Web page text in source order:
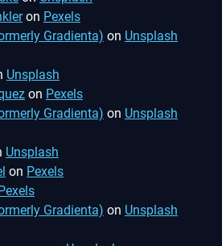
on Pexels
Gradienta) on Unsplash
Unsplash
on Pexels
Gradienta) on Unsplash
Unsplash
on Pexels
Gradienta) on Unsplash